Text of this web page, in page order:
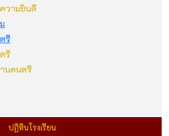
วามยินดี
รี
รี
นดนตรี
ปฏิทินโรงเรียน